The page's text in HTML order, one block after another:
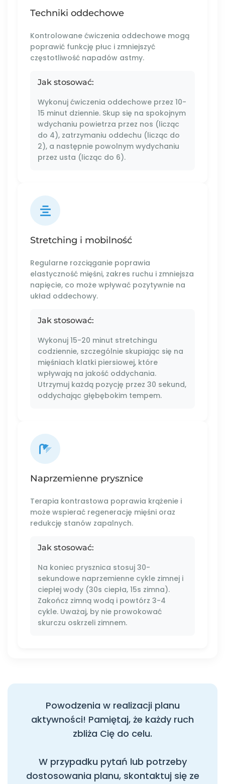
Techniki oddechowe
Kontrolowane ćwiczenia oddechowe mogą
poprawić funkcję płuc i zmniejszyć
częstotliwość napadów astmy.
Jak stosować:
Wykonuj ćwiczenia oddechowe przez 10-
15 minut dziennie. Skup się na spokojnym
wdychaniu powietrza przez nos (licząc
do 4), zatrzymaniu oddechu (licząc do
2), a następnie powolnym wydychaniu
przez usta (licząc do 6).
Stretching i mobilność
Regularne rozciąganie poprawia
elastyczność mięśni, zakres ruchu i zmniejsza
napięcie, co może wpływać pozytywnie na
układ oddechowy.
Jak stosować:
Wykonuj 15-20 minut stretchingu
codziennie, szczególnie skupiając się na
mięśniach klatki piersiowej, które
wpływają na jakość oddychania.
Utrzymuj każdą pozycję przez 30 sekund,
oddychając głębębokim tempem.
Naprzemienne prysznice
Terapia kontrastowa poprawia krążenie i
może wspierać regenerację mięśni oraz
redukcję stanów zapalnych.
Jak stosować:
Na koniec prysznica stosuj 30-
sekundowe naprzemienne cykle zimnej i
ciepłej wody (30s ciepła, 15s zimna).
Zakończ zimną wodą i powtórz 3-4
cykle. Uważaj, by nie prowokować
skurczu oskrzeli zimnem.
Powodzenia w realizacji planu
aktywności! Pamiętaj, że każdy ruch
zbliża Cię do celu.
W przypadku pytań lub potrzeby
dostosowania planu, skontaktuj się ze